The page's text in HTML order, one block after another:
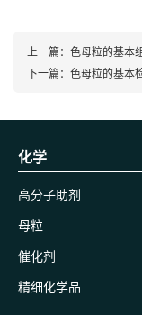
上一篇： 色母粒的基本
下一篇： 色母粒的基本
化学
高分子助剂
母粒
催化剂
精细化学品